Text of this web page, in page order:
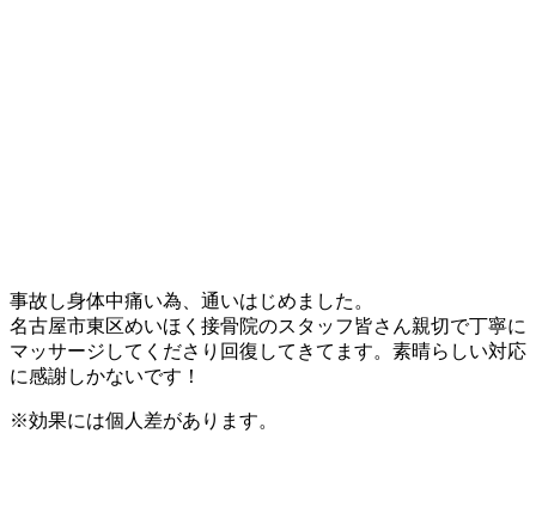
事故し身体中痛い為、通いはじめました。
名古屋市東区めいほく接骨院のスタッフ皆さん親切で丁寧に
マッサージしてくださり回復してきてます。素晴らしい対応
に感謝しかないです！
※効果には個人差があります。